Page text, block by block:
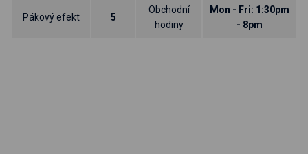
Pákový efekt 5
Obchodní
hodiny
Mon - Fri: 1:30pm
- 8pm